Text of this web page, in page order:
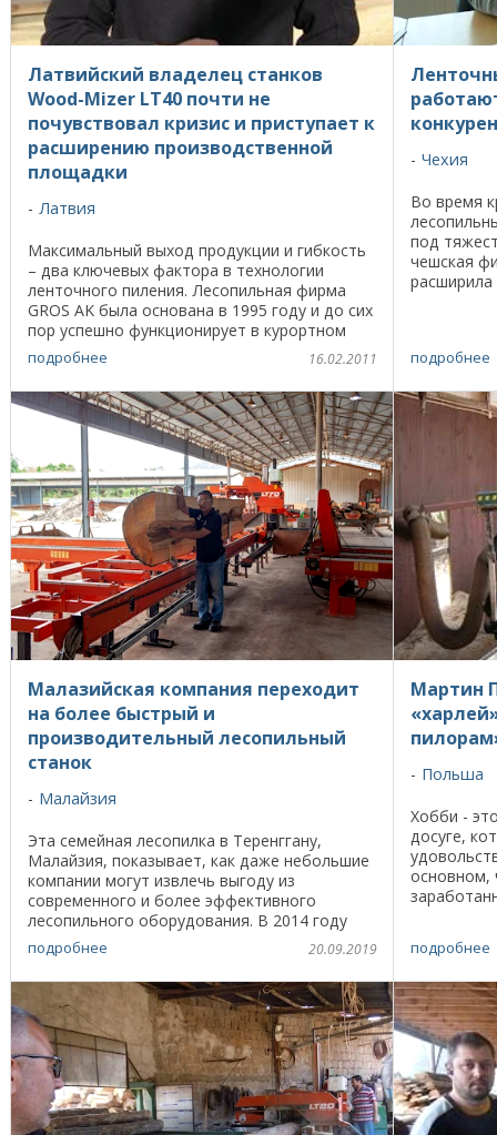
Латвийский владелец станков
Wood-Mizer LT40 почти не
почувствовал кризис и приступает к
расширению производственной
площадки
Латвия
Максимальный выход продукции и гибкость
– два ключевых фактора в технологии
ленточного пиления. Лесопильная фирма
GROS AK была основана в 1995 году и до сих
пор успешно функционирует в курортном
местечке Kakitis недалеко от одноименной
горы в районе ...
подробнее 16.02.2011
Чехия
Во время
под
чешская
подробнее
Малазийская компания переходит
на более быстрый и
производительный лесопильный
станок
Малайзия
Эта семейная лесопилка в Теренггану,
Малайзия, показывает, как даже небольшие
компании могут извлечь выгоду из
современного и более эффективного
лесопильного оборудования. В 2014 году
Джазлан Газали приобрел у Wood-Mizer
станок LT70 Remote с ...
подробнее 20.09.2019
Мартин
Польша
Хобби -
досуге,
основном,
подробнее